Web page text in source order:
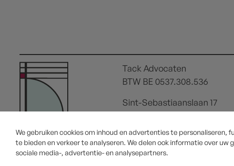
Tack Advocaten
BTW BE 0537.308.536
Sint-Sebastiaanslaan 17
We gebruiken cookies om inhoud en advertenties te personaliseren,
te bieden en verkeer te analyseren. We delen ook informatie over uw
sociale media-, advertentie- en analysepartners.